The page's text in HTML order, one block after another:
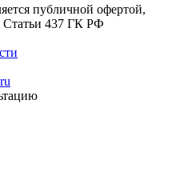
публичной офертой,
Статьи 437 ГК РФ